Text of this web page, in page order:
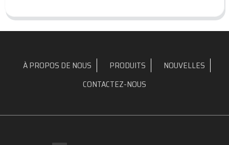
À PROPOS DE NOUS PRODUITS
NOUVELLES
CONTACTEZ-NOUS